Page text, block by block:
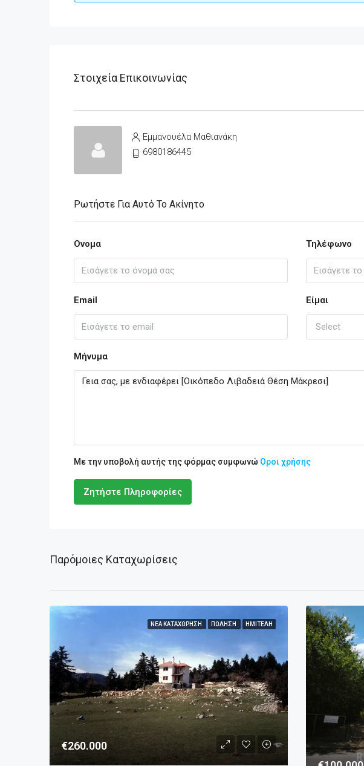
Στοιχεία Επικοινωνίας
Εμμανουέλα Μαθιανάκη
6980186445
Ρωτήστε Για Αυτό Το Ακίνητο
Ονομα Τηλέφωνο
Email Είμαι
Select
Μήνυμα
Με την υποβολή αυτής της φόρμας συμφωνώ Οροι χρήσης
Ζητήστε Πληροφορίες
Παρόμοιες Καταχωρίσεις
ΝΈΑ ΚΑΤΑΧΏΡΗΣΗ ΠΏΛΗΣΗ ΗΜΙΤΕΛΉ
€260.000